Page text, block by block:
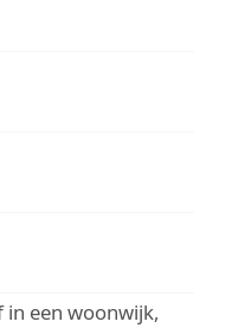
in een woonwijk,